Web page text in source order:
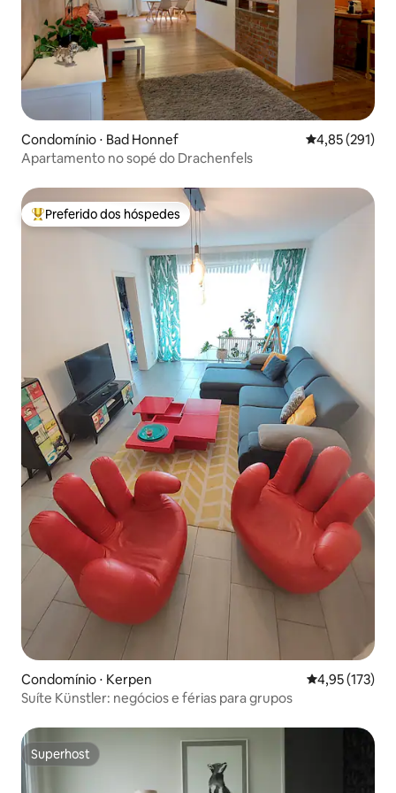
Condomínio ⋅ Bad Honnef 4,85 de uma
4,85 (291)
Apartamento no sopé do Drachenfels
Entre os melhores preferidos dos hóspedes
Preferido dos hóspedes
Condomínio ⋅ Kerpen 4,95 de uma
4,95 (173)
Suíte Künstler: negócios e férias para grupos
Superhost
Superhost